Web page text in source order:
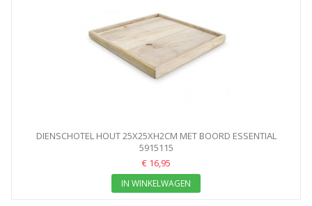
DIENSCHOTEL HOUT 25X25XH2CM MET BOORD ESSENTIAL
DIENBLAD
5915115
€ 16,95
IN WINKELWAGEN